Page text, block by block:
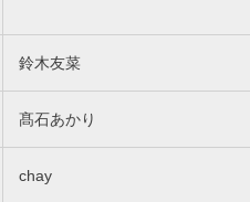
鈴木友菜
髙石あかり
chay